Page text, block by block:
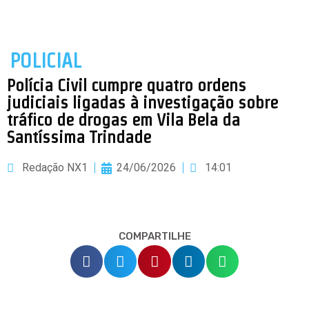
POLICIAL
Polícia Civil cumpre quatro ordens
judiciais ligadas à investigação sobre
tráfico de drogas em Vila Bela da
Santíssima Trindade
Redação NX1 24/06/2026 14:01
COMPARTILHE